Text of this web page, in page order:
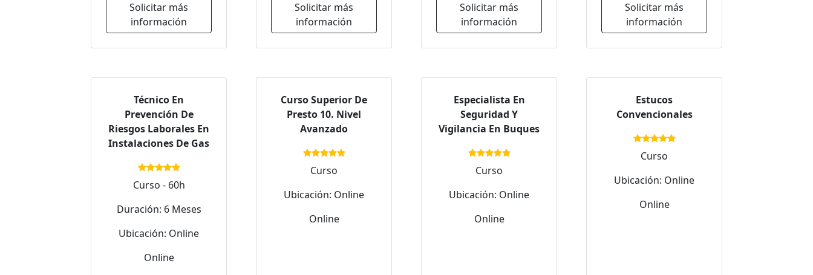
Solicitar más
información
Solicitar más
información
Solicitar más
información
Solicitar más
información
Técnico En
Prevención De
Riesgos Laborales En
Instalaciones De Gas
Curso - 60h
Duración: 6 Meses
Ubicación: Online
Online
Curso Superior De
Presto 10. Nivel
Avanzado
Curso
Ubicación: Online
Online
Especialista En
Seguridad Y
Vigilancia En Buques
Curso
Ubicación: Online
Online
Estucos
Convencionales
Curso
Ubicación: Online
Online